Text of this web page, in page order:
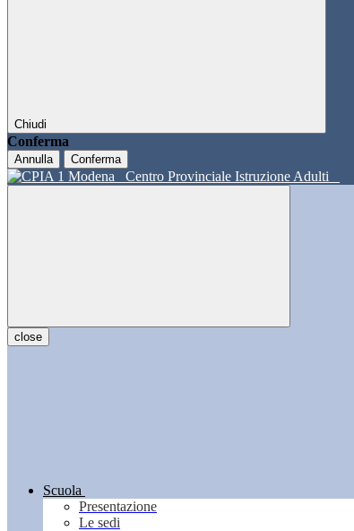
Chiudi
Conferma
Annulla Conferma
Centro Provinciale Istruzione Adulti
close
Scuola
Presentazione
Le sedi